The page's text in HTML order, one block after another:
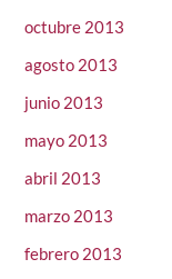
octubre 2013
agosto 2013
junio 2013
mayo 2013
abril 2013
marzo 2013
febrero 2013